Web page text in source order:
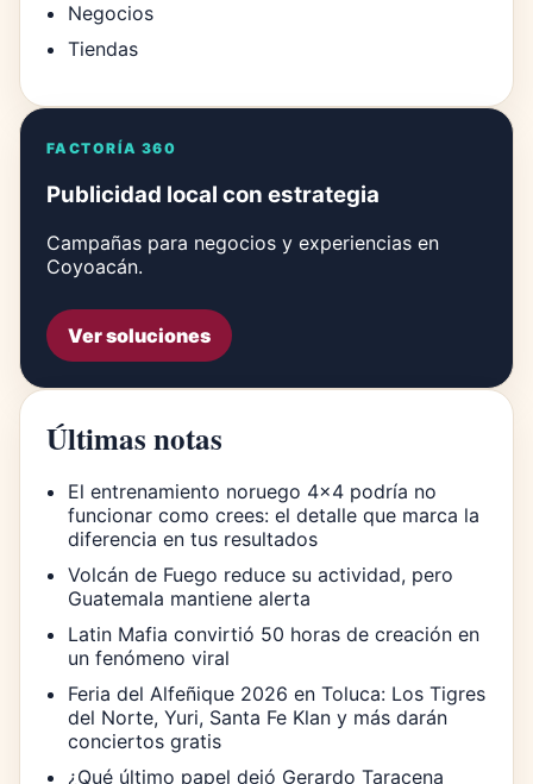
Negocios
Tiendas
FACTORÍA 360
Publicidad local con estrategia
Campañas para negocios y experiencias en
Coyoacán.
Ver soluciones
Últimas notas
El entrenamiento noruego 4×4 podría no
funcionar como crees: el detalle que marca la
diferencia en tus resultados
Volcán de Fuego reduce su actividad, pero
Guatemala mantiene alerta
Latin Mafia convirtió 50 horas de creación en
un fenómeno viral
Feria del Alfeñique 2026 en Toluca: Los Tigres
del Norte, Yuri, Santa Fe Klan y más darán
conciertos gratis
¿Qué último papel dejó Gerardo Taracena